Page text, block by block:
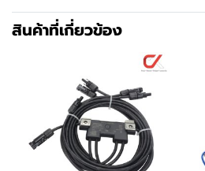
สินค้าที่เกี่ยวข้อง